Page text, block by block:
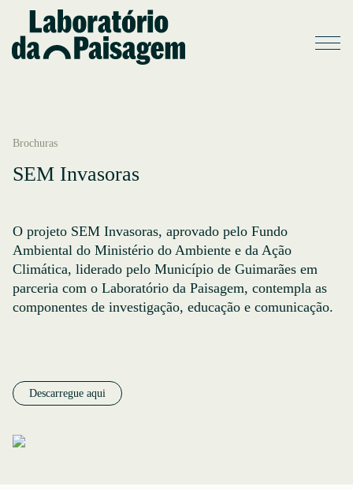
Brochuras
SEM Invasoras
O projeto SEM Invasoras, aprovado pelo Fundo
Ambiental do Ministério do Ambiente e da Ação
Climática, liderado pelo Município de Guimarães em
parceria com o Laboratório da Paisagem, contempla as
componentes de investigação, educação e comunicação.
Descarregue aqui